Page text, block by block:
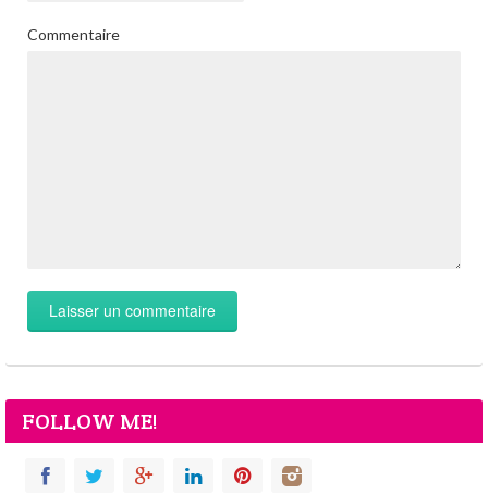
Commentaire
FOLLOW ME!